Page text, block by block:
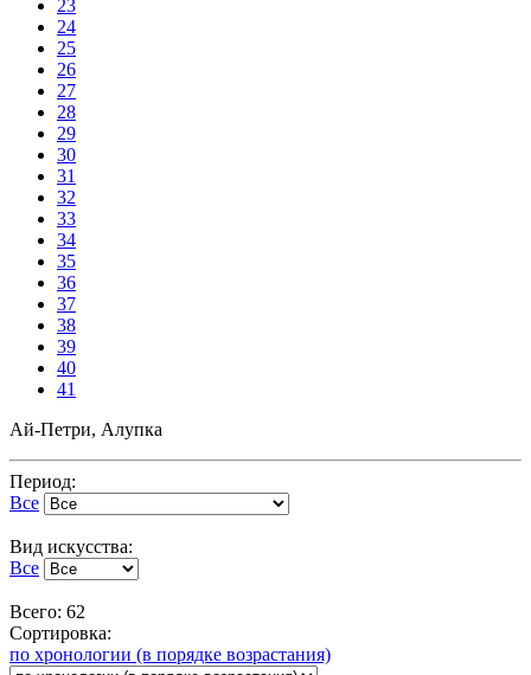
23
24
25
26
27
28
29
30
31
32
33
34
35
36
37
38
39
40
41
Ай-Петри, Алупка
Период:
Все
Вид искусства:
Все
Всего: 62
Сортировка:
по хронологии (в порядке возрастания)